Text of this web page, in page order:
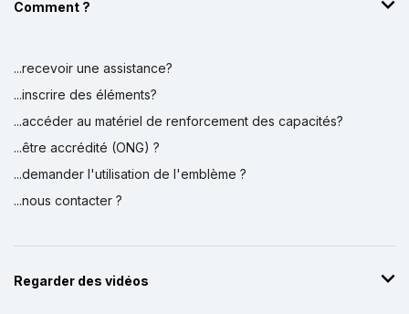
Comment ?
...recevoir une assistance?
...inscrire des éléments?
...accéder au matériel de renforcement des capacités?
...être accrédité (ONG) ?
...demander l'utilisation de l'emblème ?
...nous contacter ?
Regarder des vidéos